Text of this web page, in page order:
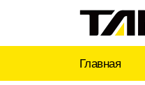
Главная